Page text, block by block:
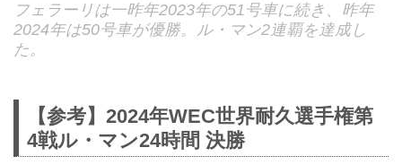
フェラーリは一昨年2023年の51号車に続き、昨年
2024年は50号車が優勝。ル・マン2連覇を達成し
た。
【参考】2024年WEC世界耐久選手権第
4戦ル・マン24時間 決勝